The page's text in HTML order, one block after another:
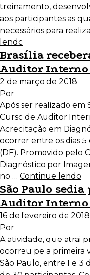
treinamento,
aos participantes as
necessários para
lendo
Brasília
Auditor Interno
2 de março de 2018
Por
Após ser realizado em
Curso de Auditor
Acreditação em
ocorrer entre os dias 5
(DF). Promovido pelo
Diagnóstico por
no … Continue lendo
São Paulo
Auditor Interno
16 de fevereiro de 2018
Por
A atividade, que atrai
ocorreu pela primeira
São Paulo, entre 1 e 3